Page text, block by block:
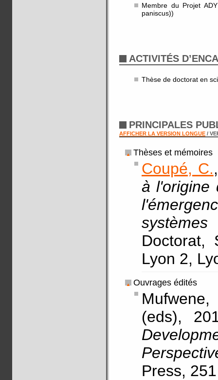
Membre du Projet
paniscus))
ACTIVITÉS
Thèse de doctorat en
PRINCIPALES
AFFICHER LA VERSION LONGUE /
Thèses et mémoires
Coupé, C.
à l'origine
Doctorat,
Lyon 2,
Ouvrages édités
(eds),
Press,